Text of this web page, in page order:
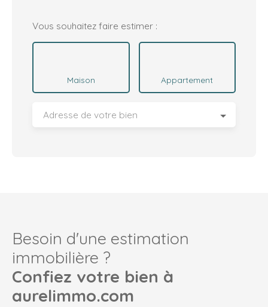
Vous souhaitez faire estimer :
Maison Appartement
Adresse de votre bien
Besoin d'une estimation
immobilière ?
Confiez votre bien à
aurelimmo.com